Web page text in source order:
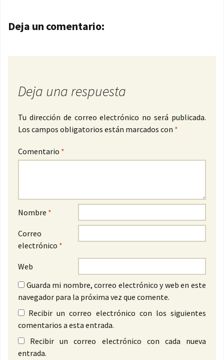
Navegación de entradas
Deja un comentario:
Deja una respuesta
Tu dirección de correo electrónico no será publicada.
Los campos obligatorios están marcados con *
Comentario *
Nombre *
Correo
electrónico *
Web
Guarda mi nombre, correo electrónico y web en este
navegador para la próxima vez que comente.
Recibir un correo electrónico con los siguientes
comentarios a esta entrada.
Recibir un correo electrónico con cada nueva
entrada.